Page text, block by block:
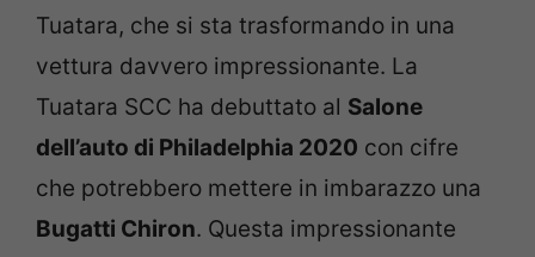
Tuatara, che si sta trasformando in una
vettura davvero impressionante. La
Tuatara SCC ha debuttato al Salone
dell’auto di Philadelphia 2020 con cifre
che potrebbero mettere in imbarazzo una
Bugatti Chiron. Questa impressionante